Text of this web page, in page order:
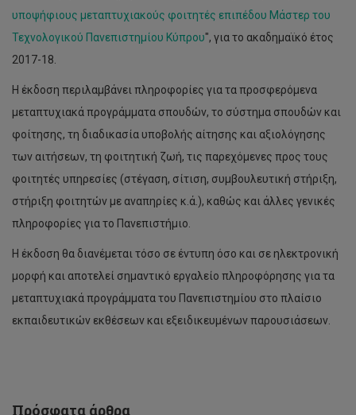
υποψήφιους μεταπτυχιακούς φοιτητές επιπέδου Μάστερ του
Τεχνολογικού Πανεπιστημίου Κύπρου", για το ακαδημαϊκό έτος
2017-18.
Η έκδοση περιλαμβάνει πληροφορίες για τα προσφερόμενα
μεταπτυχιακά προγράμματα σπουδών, το σύστημα σπουδών και
φοίτησης, τη διαδικασία υποβολής αίτησης και αξιολόγησης
των αιτήσεων, τη φοιτητική ζωή, τις παρεχόμενες προς τους
φοιτητές υπηρεσίες (στέγαση, σίτιση, συμβουλευτική στήριξη,
στήριξη φοιτητών με αναπηρίες κ.ά.), καθώς και άλλες γενικές
πληροφορίες για το Πανεπιστήμιο.
Η έκδοση θα διανέμεται τόσο σε έντυπη όσο και σε ηλεκτρονική
μορφή και αποτελεί σημαντικό εργαλείο πληροφόρησης για τα
μεταπτυχιακά προγράμματα του Πανεπιστημίου στο πλαίσιο
εκπαιδευτικών εκθέσεων και εξειδικευμένων παρουσιάσεων.
Πρόσφατα άρθρα
Διάλεξη
Δημήτρη
Νανόπουλου
-
Προς
ένα